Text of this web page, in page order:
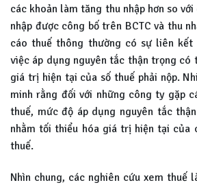
các khoản làm tăng thu nhập hơn so
nhập được công bố trên BCTC và thu
cáo thuế thông thường có sự liên
việc áp dụng nguyên tắc thận trọng có
giá trị hiện tại của số thuế phải nộp.
minh rằng đối với những công ty gặp
thuế, mức độ áp dụng nguyên tắc
nhằm tối thiểu hóa giá trị hiện tại của
thuế.
Nhìn chung, các nghiên cứu xem thuế